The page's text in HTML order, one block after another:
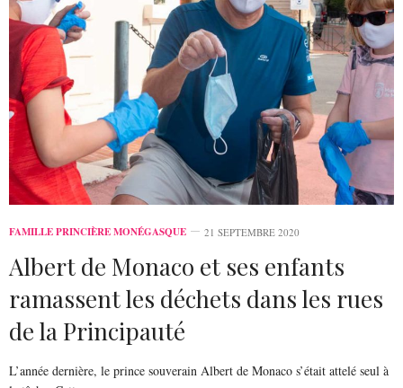
FAMILLE PRINCIÈRE MONÉGASQUE 21 SEPTEMBRE 2020
Albert de Monaco et ses enfants
ramassent les déchets dans les rues
de la Principauté
L’année dernière, le prince souverain Albert de Monaco s’était attelé seul à